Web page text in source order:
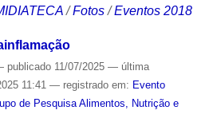
/Fotos /Eventos 2018
publicado11/07/2025 — última
11:41 — registrado em: Evento
de Pesquisa Alimentos, Nutrição e